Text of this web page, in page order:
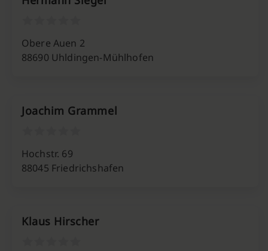
Obere Auen 2
88690 Uhldingen-Mühlhofen
Joachim Grammel
Hochstr. 69
88045 Friedrichshafen
Klaus Hirscher